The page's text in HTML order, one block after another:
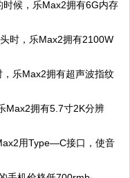
候，乐Max2拥有6G内存
时，乐Max2拥有2100W
乐Max2拥有超声波指纹
Max2拥有5.7寸2K分辨
用Type—C接口，使音